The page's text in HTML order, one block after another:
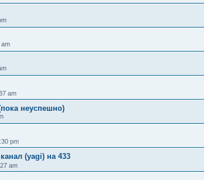
am
неуспешно)
pm
(yagi) на 433
am